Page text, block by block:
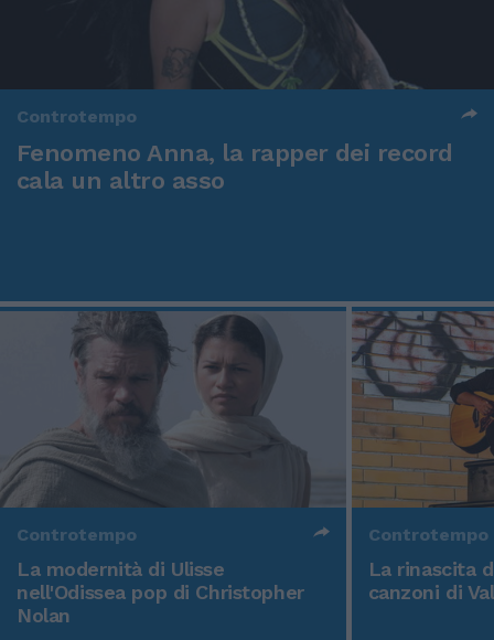
Controtempo
Fenomeno Anna, la rapper dei record
cala un altro asso
Controtempo
La modernità di Ulisse
nell'Odissea pop di Christopher
Nolan
Controtempo
La rinascita
canzoni di